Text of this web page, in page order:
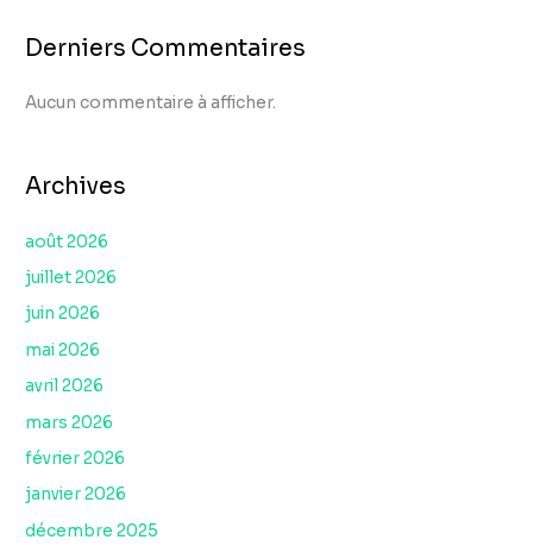
Derniers Commentaires
Aucun commentaire à afficher.
Archives
août 2026
juillet 2026
juin 2026
mai 2026
avril 2026
mars 2026
février 2026
janvier 2026
décembre 2025